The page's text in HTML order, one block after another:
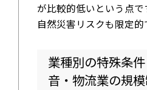
が比較的低いという点で
自然災害リスクも限定的
業種別の特殊条
音・物流業の規模